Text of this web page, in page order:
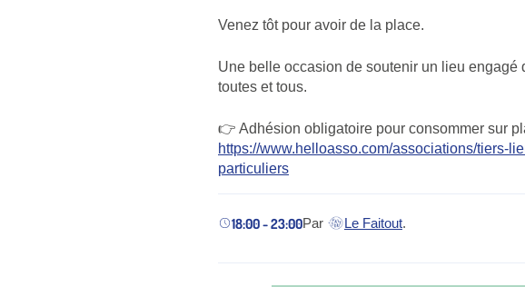
Venez tôt pour avoir de la place.
Une belle occasion de soutenir un lieu
toutes et tous.
👉 Adhésion obligatoire pour consommer sur
https://www.helloasso.com/associations/tiers-
particuliers
18:00 - 23:00Par Le Faitout
(nouvel onglet)
.